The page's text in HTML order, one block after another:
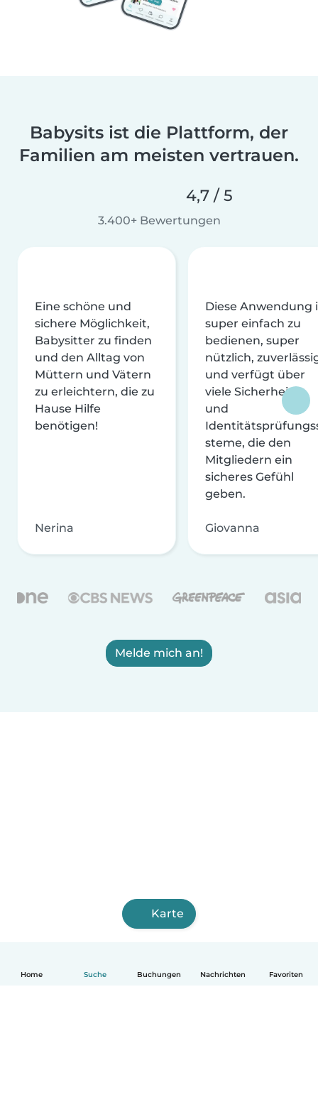
Home Suche Buchungen Nachrichten Favoriten
Babysits ist die Plattform, der
Familien am meisten vertrauen.
4,7 / 5
3.400+ Bewertungen
Eine schöne und
sichere Möglichkeit,
Babysitter zu finden
und den Alltag von
Müttern und Vätern
zu erleichtern, die zu
Hause Hilfe
benötigen!
Nerina
Diese Anwendung
super einfach zu
bedienen, super
nützlich,
und verfügt über
viele Sicherheits-
und
steme, die den
Mitgliedern ein
sicheres Gefühl
geben.
Giovanna
Melde mich an!
Karte